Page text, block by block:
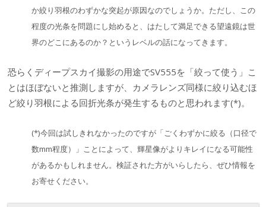
か絞り羽根のわずかな突起が原因なのでしょうか。ただし、この
程度の光条を問題にし始めると、はたして満足できる望遠鏡は世
界のどこにあるのか？というレベルの話になってきます。
恐らくディープスカイ撮影の用途でSV555を「絞って使う」こ
とはほぼないと推測しますが、カメラレンズ同様に絞り込むほ
ど絞り羽根による回折光条が発生するものと思われます(*)。
(*)今回は試しきれなかったのですが「ごくわずかに絞る（口径で
数mm程度）」ことによって、輝星像がよりキレイになる可能性
があるかもしれません。検証された方がいらしたら、ぜひ情報を
お寄せください。